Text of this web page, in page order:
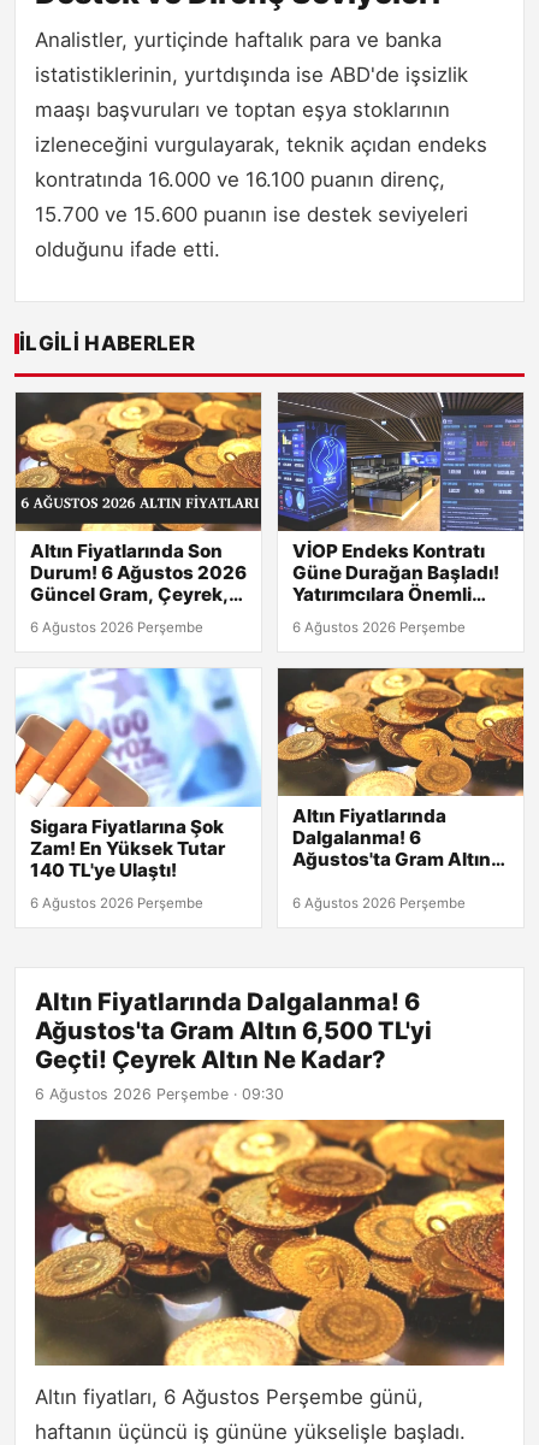
Analistler, yurtiçinde haftalık para ve banka
istatistiklerinin, yurtdışında ise ABD'de işsizlik
maaşı başvuruları ve toptan eşya stoklarının
izleneceğini vurgulayarak, teknik açıdan endeks
kontratında 16.000 ve 16.100 puanın direnç,
15.700 ve 15.600 puanın ise destek seviyeleri
olduğunu ifade etti.
İLGILI HABERLER
Altın Fiyatlarında Son
Durum! 6 Ağustos 2026
Güncel Gram, Çeyrek,
Değerleri
6 Ağustos 2026 Perşembe
VİOP Endeks Kontratı
Güne Durağan Başladı!
Yatırımcılara Önemli
6 Ağustos 2026 Perşembe
Sigara Fiyatlarına Şok
Zam! En Yüksek Tutar
140 TL'ye Ulaştı!
6 Ağustos 2026 Perşembe
Altın Fiyatlarında
Dalgalanma! 6
Ağustos'ta Gram Altın
Çeyrek Altın Ne Kadar?
6 Ağustos 2026 Perşembe
Altın Fiyatlarında Dalgalanma! 6
Ağustos'ta Gram Altın 6,500 TL'yi
Geçti! Çeyrek Altın Ne Kadar?
6 Ağustos 2026 Perşembe · 09:30
Altın fiyatları, 6 Ağustos Perşembe günü,
haftanın üçüncü iş gününe yükselişle başladı.